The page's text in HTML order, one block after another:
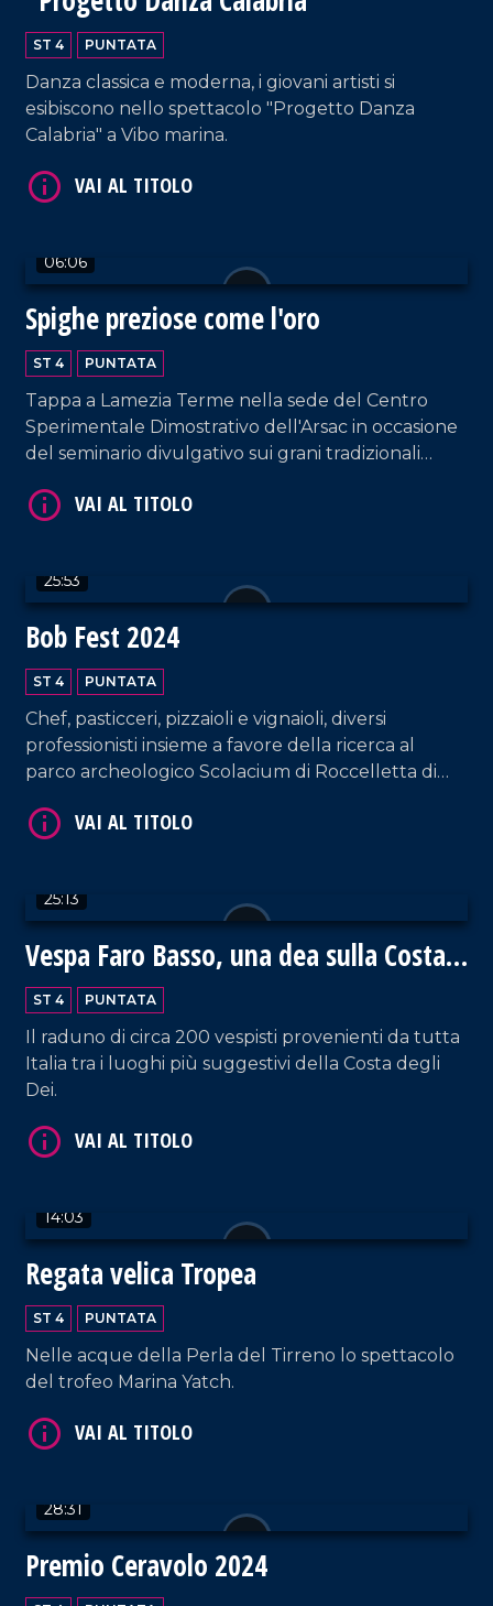
ST 4 PUNTATA
Danza classica e moderna, i giovani artisti si
esibiscono nello spettacolo "Progetto Danza
Calabria" a Vibo marina.
06:06
Spighe preziose come l'oro
ST 4 PUNTATA
Tappa a Lamezia Terme nella sede del Centro
Sperimentale Dimostrativo dell'Arsac in occasione
del seminario divulgativo sui grani tradizionali
25:53
Bob Fest 2024
ST 4 PUNTATA
Chef, pasticceri, pizzaioli e vignaioli, diversi
professionisti insieme a favore della ricerca al
parco archeologico Scolacium di Roccelletta di
25:13
Vespa Faro Basso, una dea sulla Costa
degli Dei
ST 4 PUNTATA
Il raduno di circa 200 vespisti provenienti da tutta
Italia tra i luoghi più suggestivi della Costa degli
Dei.
14:03
Regata velica Tropea
ST 4 PUNTATA
Nelle acque della Perla del Tirreno lo spettacolo
del trofeo Marina Yatch.
28:31
Premio Ceravolo 2024
VAI AL TITOLO
VAI AL TITOLO
VAI AL TITOLO
VAI AL TITOLO
VAI AL TITOLO
VAI AL TITOLO